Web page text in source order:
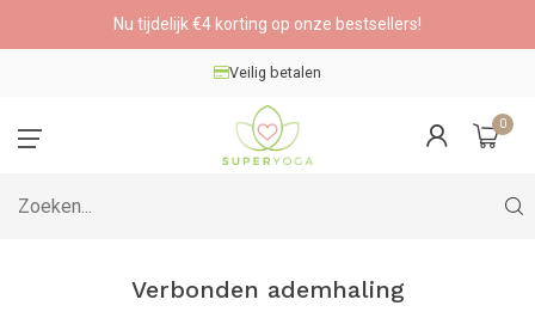
Nu tijdelijk €4 korting op onze bestsellers!
Veilig betalen
0
Verbonden ademhaling